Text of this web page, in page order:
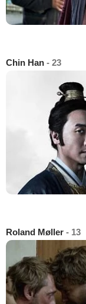
Chin Han - 23
Roland Møller - 13